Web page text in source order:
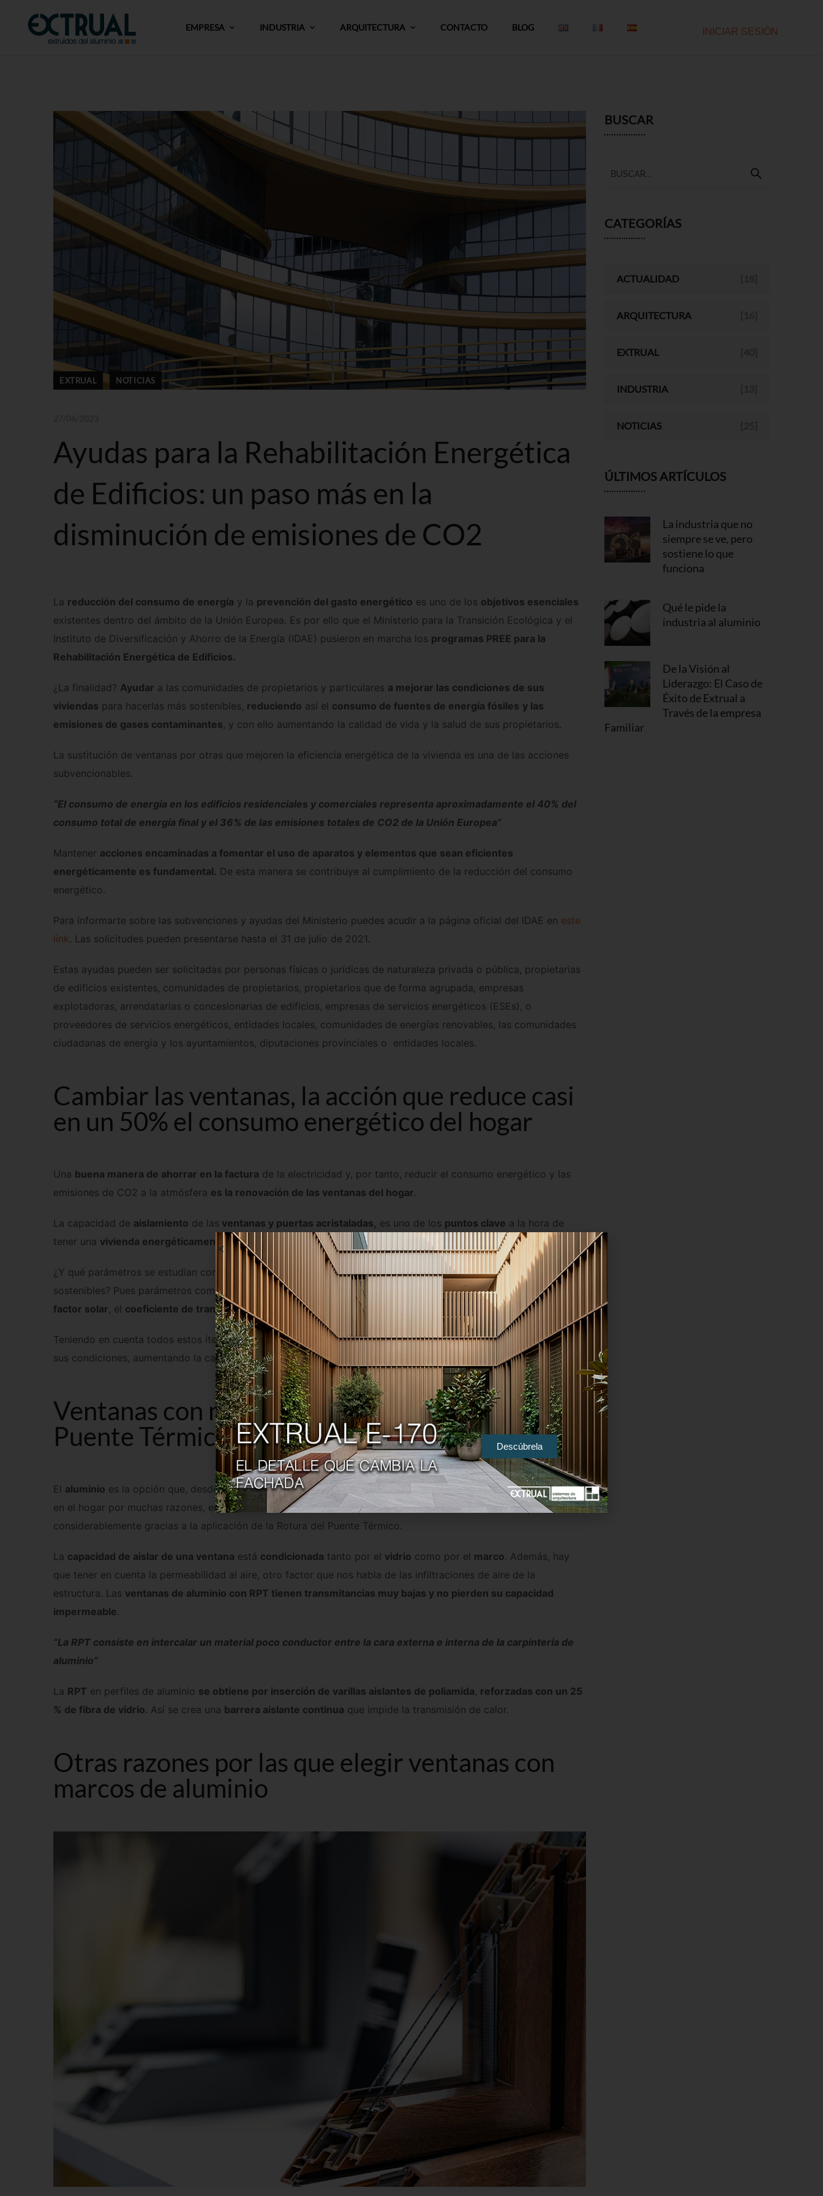
EMPRESA INDUSTRIA ARQUITECTURA CONTACTO BLOG INICIAR SESIÓN
EXTRUAL NOTICIAS
Ayudas para la Rehabilitación Energética
de Edificios: un paso más en la
disminución de emisiones de CO2
La reducción del consumo de energía y la prevención del gasto energético es uno de los objetivos esenciales
existentes dentro del ámbito de la Unión Europea. Es por ello que el Ministerio para la Transición Ecológica y el
Instituto de Diversificación y Ahorro de la Energía (IDAE) pusieron en marcha los programas PREE para la
Rehabilitación Energética de Edificios.
¿La finalidad? Ayudar a las comunidades de propietarios y particulares a mejorar las condiciones de sus
viviendas para hacerlas más sostenibles, reduciendo así el consumo de fuentes de energía fósiles y las
emisiones de gases contaminantes, y con ello aumentando la calidad de vida y la salud de sus propietarios.
La sustitución de ventanas por otras que mejoren la eficiencia energética de la vivienda es una de las acciones
subvencionables.
“El consumo de energía en los edificios residenciales y comerciales representa aproximadamente el 40% del
consumo total de energía final y el 36% de las emisiones totales de CO2 de la Unión Europea”
Mantener acciones encaminadas a fomentar el uso de aparatos y elementos que sean eficientes
energéticamente es fundamental. De esta manera se contribuye al cumplimiento de la reducción del consumo
energético.
Para informarte sobre las subvenciones y ayudas del Ministerio puedes acudir a la página oficial del IDAE en este
link. Las solicitudes pueden presentarse hasta el 31 de julio de 2021.
Estas ayudas pueden ser solicitadas por personas físicas o jurídicas de naturaleza privada o pública, propietarias
de edificios existentes, comunidades de propietarios, propietarios que de forma agrupada, empresas
explotadoras, arrendatarias o concesionarias de edificios, empresas de servicios energéticos (ESEs), o
proveedores de servicios energéticos, entidades locales, comunidades de energías renovables, las comunidades
ciudadanas de energía y los ayuntamientos, diputaciones provinciales o entidades locales.
Cambiar las ventanas, la acción que reduce casi
en un 50% el consumo energético del hogar
Una buena manera de ahorrar en la factura de la electricidad y, por tanto, reducir el consumo energético y las
emisiones de CO2 a la atmósfera es la renovación de las ventanas del hogar.
La capacidad de aislamiento de las ventanas y puertas acristaladas, es uno de los puntos clave a la hora de
tener una vivienda energéticamente eficiente
¿Y qué parámetros se estudian concretamente en las ventanas para ver si pueden ayudarnos a ahorrar y ser más
sostenibles? Pues parámetros como la
permeabilidad al aire coeficiente de transmisión térmica del vidrio
factor solar, el coeficiente de transmisión térmica del marco y el
Teniendo en cuenta todos estos ítems, se fabrican ventanas y puertas que contribuyen a que la vivienda mejore
sus condiciones, aumentando la calidad de vida y salud de los propietarios.
Ventanas con marco de aluminio y Rotura del
Puente Térmico, RPT
El aluminio es la opción que, desde Extrual, vemos más aconsejable a la hora de plantear un cambio de ventanas
en el hogar por muchas razones, entre ellas por sucapacidad de aislamiento térmico
, el cual mejora
considerablemente gracias a la aplicación de la Rotura del Puente Térmico.
La capacidad de aislar de una ventana está condicionada tanto por el vidrio como por el marco. Además, hay
que tener en cuenta la permeabilidad al aire, otro factor que nos habla de las infiltraciones de aire de la
estructura. Las ventanas de aluminio con RPT tienen transmitancias muy bajas y no pierden su capacidad
impermeable.
“La RPT consiste en intercalar un material poco conductor entre la cara externa e interna de la carpintería de
aluminio”
La RPT en perfiles de aluminio se obtiene por inserción de varillas aislantes de poliamida, reforzadas con un 25
% de fibra de vidrio. Así se crea una barrera aislante continua que impide la transmisión de calor.
Otras razones por las que elegir ventanas con
marcos de aluminio
BUSCAR
CATEGORÍAS
ACTUALIDAD
ARQUITECTURA
EXTRUAL
INDUSTRIA
NOTICIAS
ÚLTIMOS ARTÍCULOS
La industria que no
siempre se ve, pero
sostiene lo que
funciona
Qué le pide la
industria al aluminio
De la Visión al
Liderazgo: El Caso de
Éxito de Extrual a
Través de la empresa
Familiar
Descúbrela